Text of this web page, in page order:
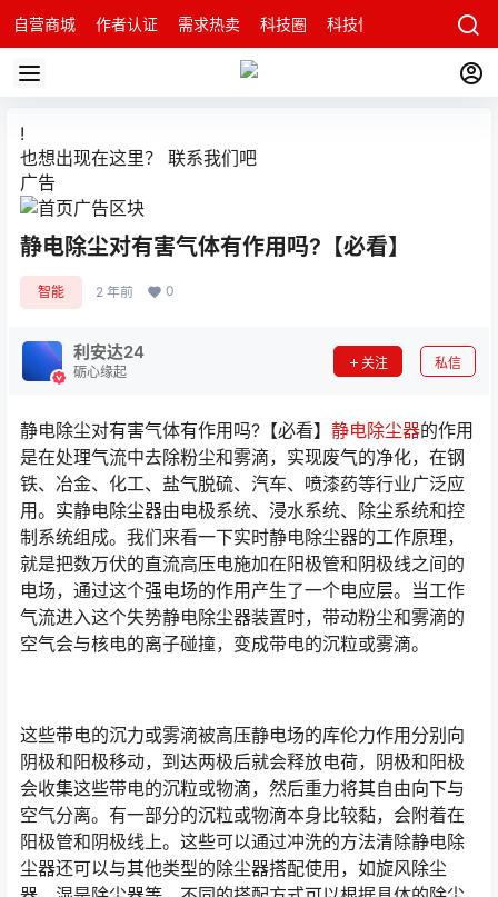
自营商城 作者认证 需求热卖 科技圈 科技快讯 智能科技问
!
也想出现在这里？ 联系我们吧
广告
静电除尘对有害气体有作用吗?【必看】
智能 2 年前 0
利安达24
砺心缘起
关注 私信
静电除尘对有害气体有作用吗?【必看】 静电除尘器的作用
是在处理气流中去除粉尘和雾滴，实现废气的净化，在钢
铁、冶金、化工、盐气脱硫、汽车、喷漆药等行业广泛应
用。实静电除尘器由电极系统、浸水系统、除尘系统和控
制系统组成。我们来看一下实时静电除尘器的工作原理，
就是把数万伏的直流高压电施加在阳极管和阴极线之间的
电场，通过这个强电场的作用产生了一个电应层。当工作
气流进入这个失势静电除尘器装置时，带动粉尘和雾滴的
空气会与核电的离子碰撞，变成带电的沉粒或雾滴。
这些带电的沉力或雾滴被高压静电场的库伦力作用分别向
阴极和阳极移动，到达两极后就会释放电荷，阴极和阳极
会收集这些带电的沉粒或物滴，然后重力将其自由向下与
空气分离。有一部分的沉粒或物滴本身比较黏，会附着在
阳极管和阴极线上。这些可以通过冲洗的方法清除静电除
尘器还可以与其他类型的除尘器搭配使用，如旋风除尘